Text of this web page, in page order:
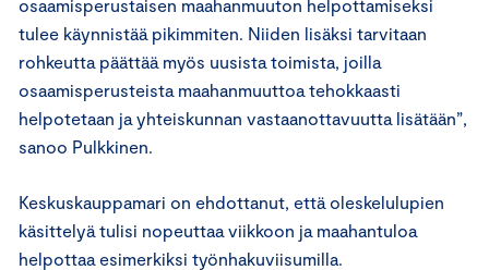
osaamisperustaisen maahanmuuton helpottamiseksi
tulee käynnistää pikimmiten. Niiden lisäksi tarvitaan
rohkeutta päättää myös uusista toimista, joilla
osaamisperusteista maahanmuuttoa tehokkaasti
helpotetaan ja yhteiskunnan vastaanottavuutta lisätään”,
sanoo Pulkkinen.
Keskuskauppamari on ehdottanut, että oleskelulupien
käsittelyä tulisi nopeuttaa viikkoon ja maahantuloa
helpottaa esimerkiksi työnhakuviisumilla.